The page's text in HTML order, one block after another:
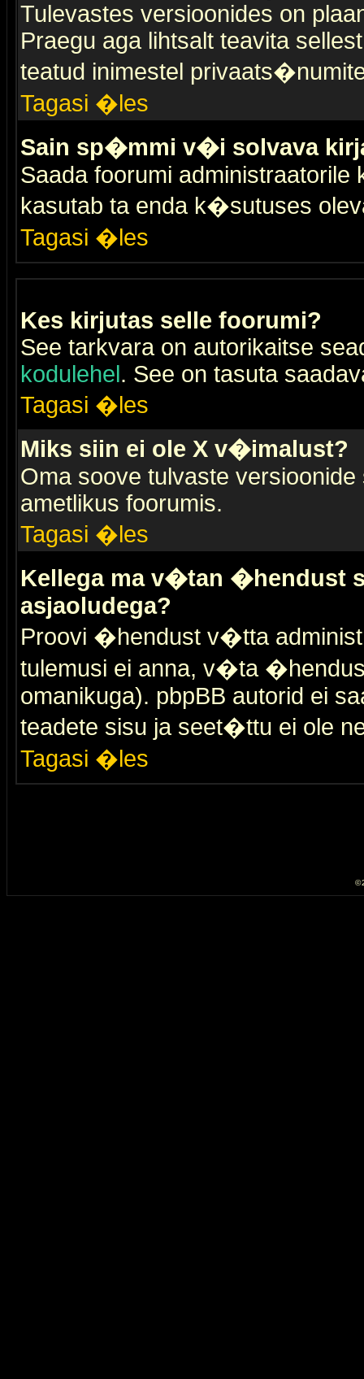
Tulevastes versioonides on
Praegu aga lihtsalt teavita
teatud inimestel
Tagasi �les
Sain sp�mmi v�i solvava
Saada foorumi
kasutab ta enda k�sutuses
Tagasi �les
Kes kirjutas selle foorumi?
See tarkvara on autorikaitse
kodulehel. See on tasuta
Tagasi �les
Miks siin ei ole X v�imalust?
Oma soove tulvaste
ametlikus foorumis.
Tagasi �les
Kellega ma v�tan �hendust
asjaoludega?
Proovi �hendust v�tta
tulemusi ei anna, v�ta
omanikuga). pbpBB autorid ei
teadete sisu ja seet�ttu ei ole
Tagasi �les
©